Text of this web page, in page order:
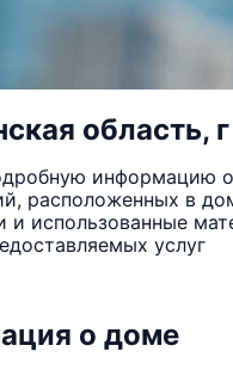
область,
информацию
расположенных в
и использованные
услуг
о доме